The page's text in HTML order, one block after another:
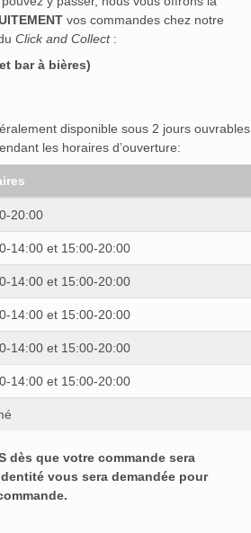
vos commandes chez notre
Click and Collect:
bar à bières)
disponible sous 2 jours ouvrables
les horaires d’ouverture:
20:00
14:00 et 15:00-20:00
14:00 et 15:00-20:00
14:00 et 15:00-20:00
14:00 et 15:00-20:00
14:00 et 15:00-20:00
dès que votre commande sera
vous sera demandée pour